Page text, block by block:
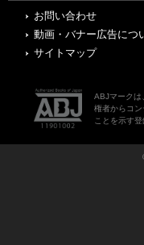
お問い合わせ
動画・バナー広告につ
サイトマップ
ABJマークは
権者からコ
ことを示す